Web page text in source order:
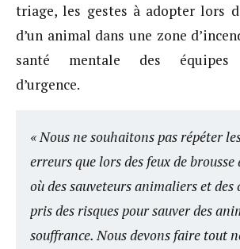
triage, les gestes à adopter lors
d’un animal dans une zone
santé mentale des équipes
d’urgence.
« Nous ne souhaitons pas répéter
erreurs que lors des feux de brousse
où des sauveteurs animaliers et des
pris des risques pour sauver des
souffrance. Nous devons faire tout